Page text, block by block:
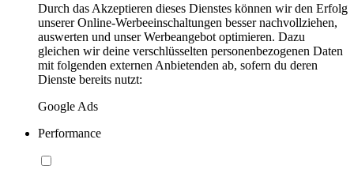
Durch das Akzeptieren dieses Dienstes können wir den Erfolg
unserer Online-Werbeeinschaltungen besser nachvollziehen,
auswerten und unser Werbeangebot optimieren. Dazu
gleichen wir deine verschlüsselten personenbezogenen Daten
mit folgenden externen Anbietenden ab, sofern du deren
Dienste bereits nutzt:
Google Ads
Performance